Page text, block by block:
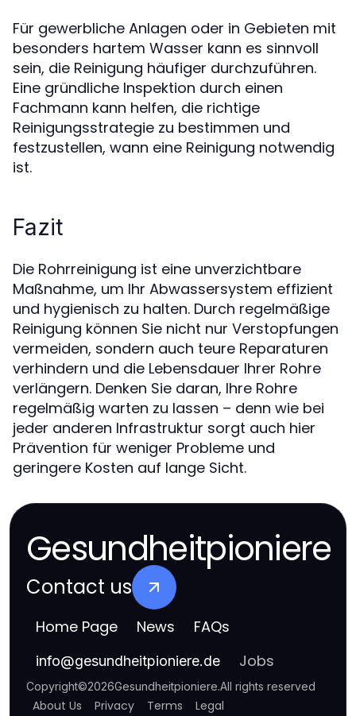
Für gewerbliche Anlagen oder in Gebieten mit
besonders hartem Wasser kann es sinnvoll
sein, die Reinigung häufiger durchzuführen.
Eine gründliche Inspektion durch einen
Fachmann kann helfen, die richtige
Reinigungsstrategie zu bestimmen und
festzustellen, wann eine Reinigung notwendig
ist.
Fazit
Die Rohrreinigung ist eine unverzichtbare
Maßnahme, um Ihr Abwassersystem effizient
und hygienisch zu halten. Durch regelmäßige
Reinigung können Sie nicht nur Verstopfungen
vermeiden, sondern auch teure Reparaturen
verhindern und die Lebensdauer Ihrer Rohre
verlängern. Denken Sie daran, Ihre Rohre
regelmäßig warten zu lassen – denn wie bei
jeder anderen Infrastruktur sorgt auch hier
Prävention für weniger Probleme und
geringere Kosten auf lange Sicht.
Gesundheitpioniere
Contact us
Home Page News FAQs
info@gesundheitpioniere.de Jobs
Copyright©2026Gesundheitpioniere.All rights reserved
About Us Privacy Terms Legal